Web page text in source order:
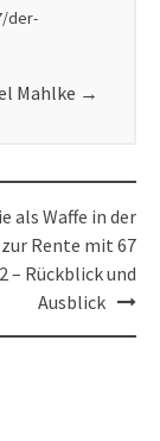
der-
Mahlke →
als Waffe in der
Rente mit 67
– Rückblick und
Ausblick